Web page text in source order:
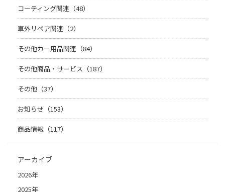
コーティング関連（48）
車外リペア関連（2）
その他カー用品関連（84）
その他商品・サービス（187）
その他（37）
お知らせ（153）
商品情報（117）
アーカイブ
2026年
2025年